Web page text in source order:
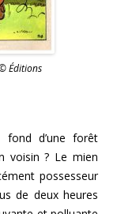
Éditions
d’une forêt
voisin ? Le mien
possesseur
de deux heures